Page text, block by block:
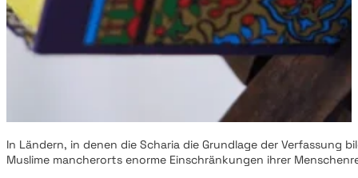
In Ländern, in denen die Scharia die Grundlage der Verfassung
Muslime mancherorts enorme Einschränkungen ihrer